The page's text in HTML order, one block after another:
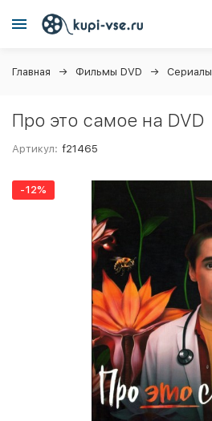
Главная Фильмы DVD Сериалы
Про это самое на DVD
Артикул: f21465
-12%